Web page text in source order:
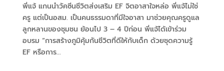
พี่แจ้ แกนนำวัคซีนชีวิตส่งเสริม EF จิตอาสาใจหล่อ พี่แจ้ไม่ใช่
ครู แต่เป็นอสม. เป็นคนธรรมดาที่มีใจอาสา มาช่วยคุณครูดูแล
ลูกหลานของชุมชน ย้อนไป 3 – 4 ปีก่อน พี่แจ้ได้เข้าร่วม
อบรม “การสร้างภูมิคุ้มกันชีวิตที่ดีให้กับเด็ก ด้วยชุดความรู้
EF หรือการ...